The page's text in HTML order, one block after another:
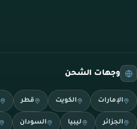
وجهات الشحن
الإمارات الكويت قطر
الجزائر ليبيا السودان